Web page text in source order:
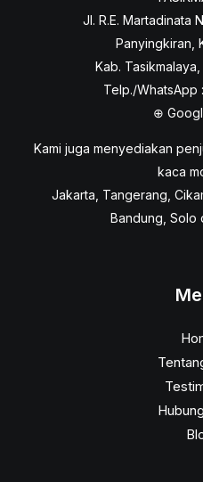
Jl. R.E. Martadinata
Panyingkiran,
Kab.
Telp./WhatsApp
⊕
Kami juga menyediakan
kaca
Jakarta, Tangerang,
Bandung, Solo